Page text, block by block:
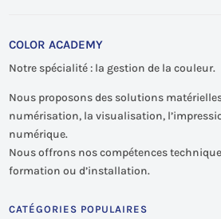
COLOR ACADEMY
Notre spécialité : la gestion de la couleur.
Nous proposons des solutions
numérisation, la visualisation,
numérique.
Nous offrons nos compétences
formation ou d’installation.
CATÉGORIES POPULAIRES